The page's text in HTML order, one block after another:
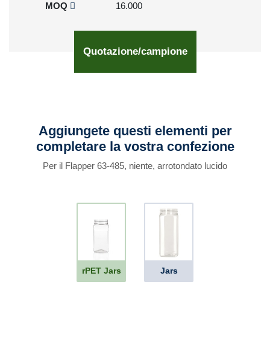
MOQ
16.000
Quotazione/campione
Aggiungete questi elementi per
completare la vostra confezione
Per il Flapper 63-485, niente, arrotondato lucido
rPET Jars Jars